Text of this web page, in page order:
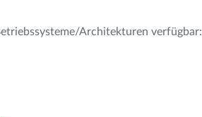
Architekturen verfügbar: